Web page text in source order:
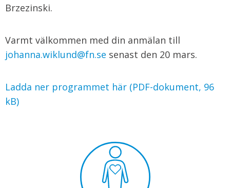
Brzezinski.
Varmt välkommen med din anmälan till
johanna.wiklund@fn.se senast den 20 mars.
Ladda ner programmet här (PDF-dokument, 96
kB)